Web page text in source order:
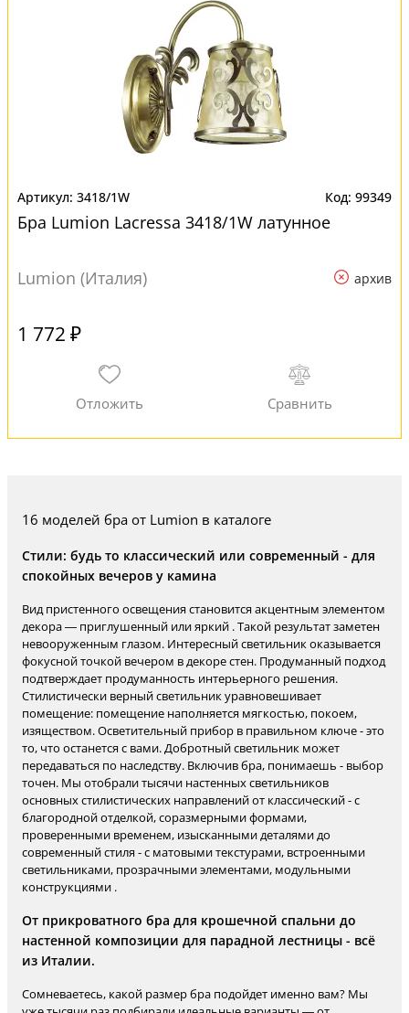
3418/1W 99349
Бра Lumion Lacressa 3418/1W латунное
Lumion (Италия) архив
1 772 ₽
16 моделей бра от Lumion в каталоге
Стили: будь то классический или современный - для
спокойных вечеров у камина
Вид пристенного освещения становится акцентным элементом
декора — приглушенный или яркий . Такой результат заметен
невооруженным глазом. Интересный светильник оказывается
фокусной точкой вечером в декоре стен. Продуманный подход
подтверждает продуманность интерьерного решения.
Стилистически верный светильник уравновешивает
помещение: помещение наполняется мягкостью, покоем,
изяществом. Осветительный прибор в правильном ключе - это
то, что останется с вами. Добротный светильник может
передаваться по наследству. Включив бра, понимаешь - выбор
точен. Мы отобрали тысячи настенных светильников
основных стилистических направлений от классический - с
благородной отделкой, соразмерными формами,
проверенными временем, изысканными деталями до
современный стиля - с матовыми текстурами, встроенными
светильниками, прозрачными элементами, модульными
конструкциями .
От прикроватного бра для крошечной спальни до
настенной композиции для парадной лестницы - всё
из Италии.
Сомневаетесь, какой размер бра подойдет именно вам? Мы